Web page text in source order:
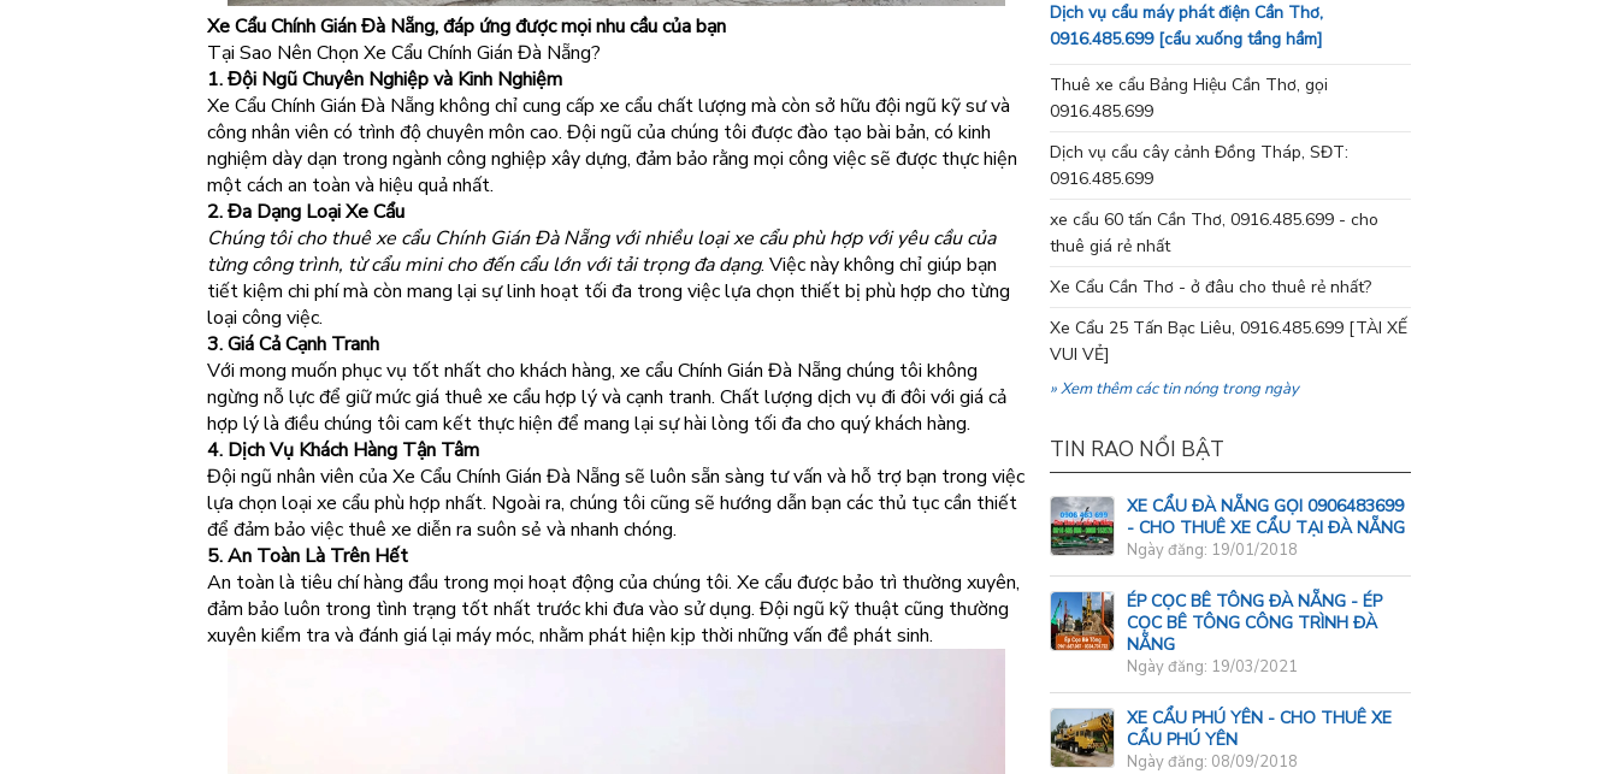
Xe Cẩu Chính Gián Đà Nẵng, đáp ứng được mọi nhu cầu của bạn
Tại Sao Nên Chọn Xe Cẩu Chính Gián Đà Nẵng?
1. Đội Ngũ Chuyên Nghiệp và Kinh Nghiệm
Xe Cẩu Chính Gián Đà Nẵng không chỉ cung cấp xe cẩu chất lượng mà còn sở hữu đội ngũ kỹ sư và
công nhân viên có trình độ chuyên môn cao. Đội ngũ của chúng tôi được đào tạo bài bản, có kinh
nghiệm dày dạn trong ngành công nghiệp xây dựng, đảm bảo rằng mọi công việc sẽ được thực hiện
một cách an toàn và hiệu quả nhất.
2. Đa Dạng Loại Xe Cẩu
Chúng tôi cho thuê xe cẩu Chính Gián Đà Nẵng với nhiều loại xe cẩu phù hợp với yêu cầu của
từng công trình, từ cẩu mini cho đến cẩu lớn với tải trọng đa dạng. Việc này không chỉ giúp bạn
tiết kiệm chi phí mà còn mang lại sự linh hoạt tối đa trong việc lựa chọn thiết bị phù hợp cho từng
loại công việc.
3. Giá Cả Cạnh Tranh
Với mong muốn phục vụ tốt nhất cho khách hàng, xe cẩu Chính Gián Đà Nẵng chúng tôi không
ngừng nỗ lực để giữ mức giá thuê xe cẩu hợp lý và cạnh tranh. Chất lượng dịch vụ đi đôi với giá cả
hợp lý là điều chúng tôi cam kết thực hiện để mang lại sự hài lòng tối đa cho quý khách hàng.
4. Dịch Vụ Khách Hàng Tận Tâm
Đội ngũ nhân viên của Xe Cẩu Chính Gián Đà Nẵng sẽ luôn sẵn sàng tư vấn và hỗ trợ bạn trong việc
lựa chọn loại xe cẩu phù hợp nhất. Ngoài ra, chúng tôi cũng sẽ hướng dẫn bạn các thủ tục cần thiết
để đảm bảo việc thuê xe diễn ra suôn sẻ và nhanh chóng.
5. An Toàn Là Trên Hết
An toàn là tiêu chí hàng đầu trong mọi hoạt động của chúng tôi. Xe cẩu được bảo trì thường xuyên,
đảm bảo luôn trong tình trạng tốt nhất trước khi đưa vào sử dụng. Đội ngũ kỹ thuật cũng thường
xuyên kiểm tra và đánh giá lại máy móc, nhằm phát hiện kịp thời những vấn đề phát sinh.
Dịch vụ cẩu máy phát điện Cần Thơ,
0916.485.699 [cẩu xuống tầng hầm]
Thuê xe cẩu Bảng Hiệu Cần Thơ, gọi
0916.485.699
Dịch vụ cẩu cây cảnh Đồng Tháp, SĐT:
0916.485.699
xe cẩu 60 tấn Cần Thơ, 0916.485.699 - cho
thuê giá rẻ nhất
Xe Cẩu Cần Thơ - ở đâu cho thuê rẻ nhất?
Xe Cẩu 25 Tấn Bạc Liêu, 0916.485.699 [TÀI XẾ
VUI VẺ]
» Xem thêm các tin nóng trong ngày
TIN RAO NỔI BẬT
XE CẨU ĐÀ NẴNG GỌI 0906483699
- CHO THUÊ XE CẨU TẠI ĐÀ NẴNG
Ngày đăng: 19/01/2018
ÉP CỌC BÊ TÔNG ĐÀ NẴNG - ÉP
CỌC BÊ TÔNG CÔNG TRÌNH ĐÀ
NẴNG
Ngày đăng: 19/03/2021
XE CẨU PHÚ YÊN - CHO THUÊ XE
CẨU PHÚ YÊN
Ngày đăng: 08/09/2018